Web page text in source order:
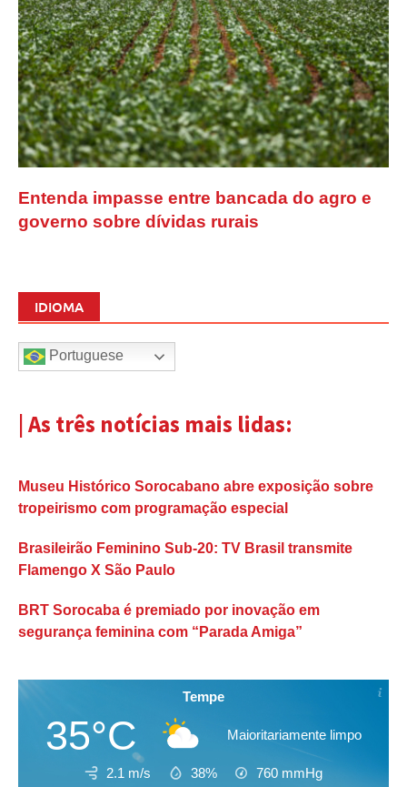
Entenda impasse entre bancada do agro e
governo sobre dívidas rurais
IDIOMA
Portuguese
| As três notícias mais lidas:
Museu Histórico Sorocabano abre exposição sobre
tropeirismo com programação especial
Brasileirão Feminino Sub-20: TV Brasil transmite
Flamengo X São Paulo
BRT Sorocaba é premiado por inovação em
segurança feminina com “Parada Amiga”
Tempe
35°C Maioritariamente limpo
2.1 m/s 38% 760 mmHg